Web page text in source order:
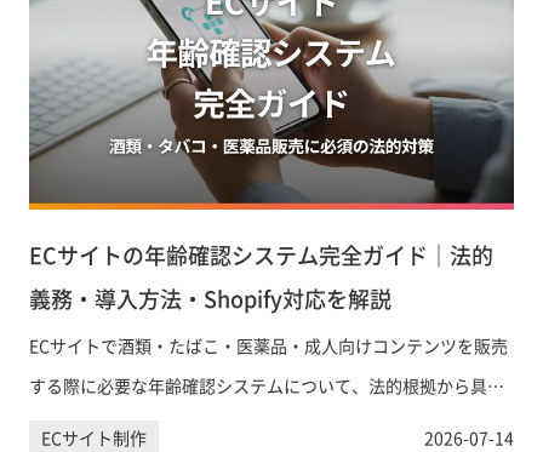
ECサイトの年齢確認システム完全ガイド｜法的
義務・導入方法・Shopify対応を解説
ECサイトで酒類・たばこ・医薬品・成人向けコンテンツを販売
する際に必要な年齢確認システムについて、法的根拠から具体
的な導入方法、UXへの影響まで実務担当者向けに詳しく解説し
ECサイト制作 2026-07-14